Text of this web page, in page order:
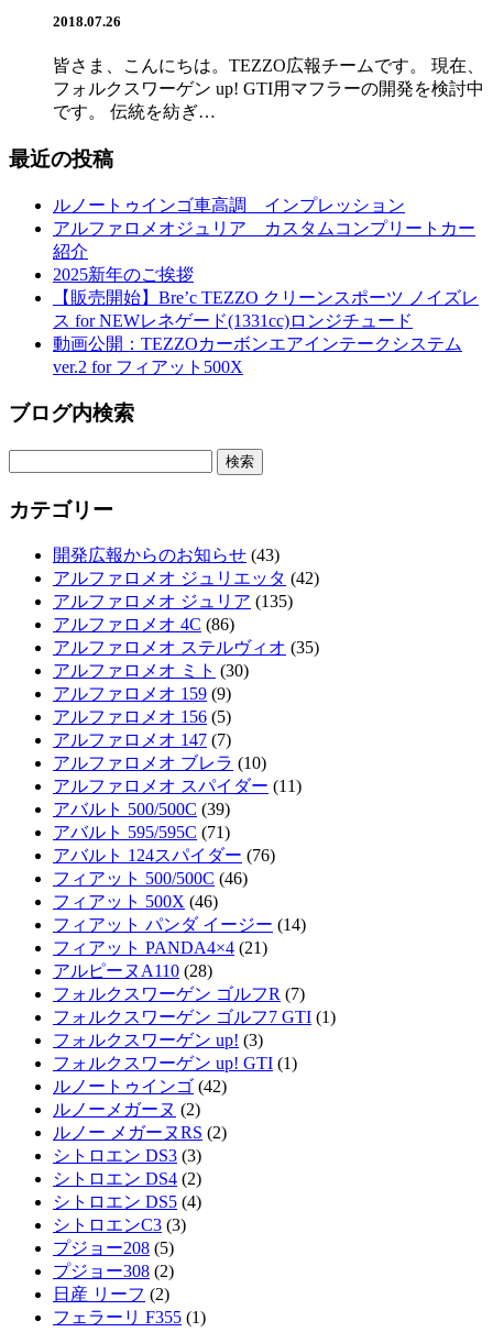
2018.07.26
皆さま、こんにちは。TEZZO広報チームです。 現在、
フォルクスワーゲン up! GTI用マフラーの開発を検討中
です。 伝統を紡ぎ…
最近の投稿
ルノートゥインゴ車高調 インプレッション
アルファロメオジュリア カスタムコンプリートカー
紹介
2025新年のご挨拶
【販売開始】Bre’c TEZZO クリーンスポーツ ノイズレ
ス for NEWレネゲード(1331cc)ロンジチュード
動画公開：TEZZOカーボンエアインテークシステム
ver.2 for フィアット500X
ブログ内検索
カテゴリー
開発広報からのお知らせ (43)
アルファロメオ ジュリエッタ (42)
アルファロメオ ジュリア (135)
アルファロメオ 4C (86)
アルファロメオ ステルヴィオ (35)
アルファロメオ ミト (30)
アルファロメオ 159 (9)
アルファロメオ 156 (5)
アルファロメオ 147 (7)
アルファロメオ ブレラ (10)
アルファロメオ スパイダー (11)
アバルト 500/500C (39)
アバルト 595/595C (71)
アバルト 124スパイダー (76)
フィアット 500/500C (46)
フィアット 500X (46)
フィアット パンダ イージー (14)
フィアット PANDA4×4 (21)
アルピーヌA110 (28)
フォルクスワーゲン ゴルフR (7)
フォルクスワーゲン ゴルフ7 GTI (1)
フォルクスワーゲン up! (3)
フォルクスワーゲン up! GTI (1)
ルノートゥインゴ (42)
ルノーメガーヌ (2)
ルノー メガーヌRS (2)
シトロエン DS3 (3)
シトロエン DS4 (2)
シトロエン DS5 (4)
シトロエンC3 (3)
プジョー208 (5)
プジョー308 (2)
日産 リーフ (2)
フェラーリ F355 (1)